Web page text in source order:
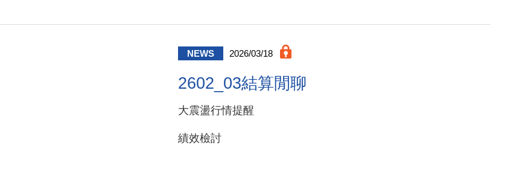
NEWS 2026/03/18
2602_03結算閒聊
大震盪行情提醒
績效檢討